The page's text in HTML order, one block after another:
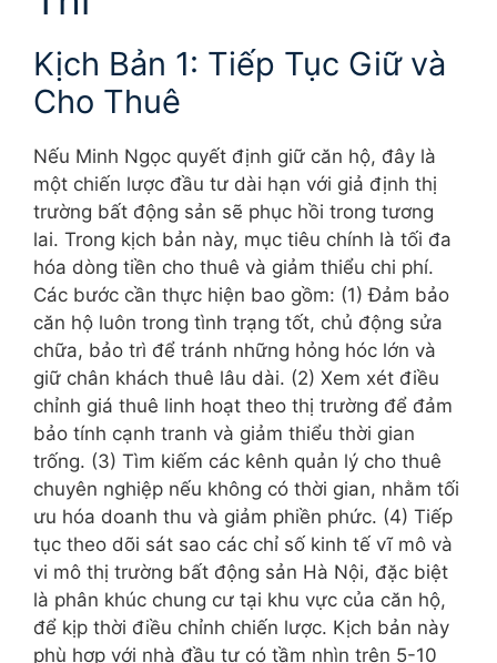
Kịch Bản 1: Tiếp Tục Giữ và
Cho Thuê
Nếu Minh Ngọc quyết định giữ căn hộ, đây là
một chiến lược đầu tư dài hạn với giả định thị
trường bất động sản sẽ phục hồi trong tương
lai. Trong kịch bản này, mục tiêu chính là tối đa
hóa dòng tiền cho thuê và giảm thiểu chi phí.
Các bước cần thực hiện bao gồm: (1) Đảm bảo
căn hộ luôn trong tình trạng tốt, chủ động sửa
chữa, bảo trì để tránh những hỏng hóc lớn và
giữ chân khách thuê lâu dài. (2) Xem xét điều
chỉnh giá thuê linh hoạt theo thị trường để đảm
bảo tính cạnh tranh và giảm thiểu thời gian
trống. (3) Tìm kiếm các kênh quản lý cho thuê
chuyên nghiệp nếu không có thời gian, nhằm tối
ưu hóa doanh thu và giảm phiền phức. (4) Tiếp
tục theo dõi sát sao các chỉ số kinh tế vĩ mô và
vi mô thị trường bất động sản Hà Nội, đặc biệt
là phân khúc chung cư tại khu vực của căn hộ,
để kịp thời điều chỉnh chiến lược. Kịch bản này
phù hợp với nhà đầu tư có tầm nhìn trên 5-10